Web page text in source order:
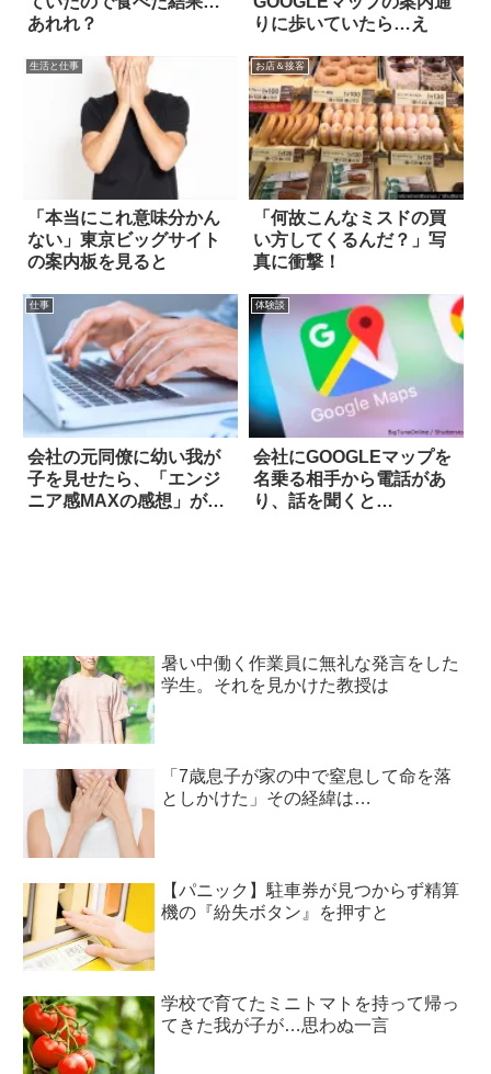
あれれ？
りに歩いていたら…え
生活と仕事
「本当にこれ意味分かん
ない」東京ビッグサイト
の案内板を見ると
お店＆接客
「何故こんなミスドの買
い方してくるんだ？」写
真に衝撃！
仕事
会社の元同僚に幼い我が
子を見せたら、「エンジ
ニア感MAXの感想」が返
体験談
会社にGOOGLEマップを
名乗る相手から電話があ
り、話を聞くと…
暑い中働く作業員に無礼な発言をした
学生。それを見かけた教授は
「7歳息子が家の中で窒息して命を落
としかけた」その経緯は…
【パニック】駐車券が見つからず精算
機の『紛失ボタン』を押すと
学校で育てたミニトマトを持って帰っ
てきた我が子が…思わぬ一言